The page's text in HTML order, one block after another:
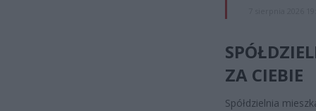
ZA CIEBIE
Spółdzielnia